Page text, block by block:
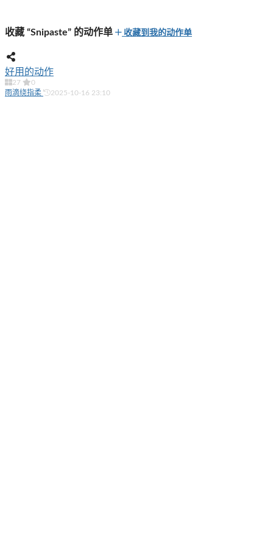
收藏 “Snipaste” 的动作单 收藏到我的动作单
好用的动作
27
0
雨滴绕指柔
2025-10-16 23:10